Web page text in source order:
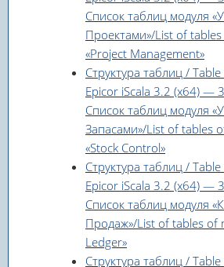
Список таблиц модуля
Проектами»/List of
«Project Management»
Структура таблиц /
Epicor iScala 3.2 (x64) —
Список таблиц модуля
Запасами»/List of tables
«Stock Control»
Структура таблиц /
Epicor iScala 3.2 (x64) —
Список таблиц модуля
Продаж»/List of tables of
Ledger»
Структура таблиц /